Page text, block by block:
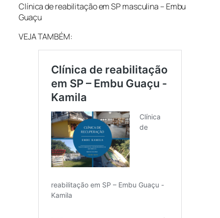
Clínica de reabilitação em SP masculina – Embu
Guaçu
VEJA TAMBÉM: